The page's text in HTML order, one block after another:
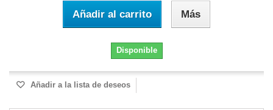
Añadir al carrito Más
Disponible
Añadir a la lista de deseos